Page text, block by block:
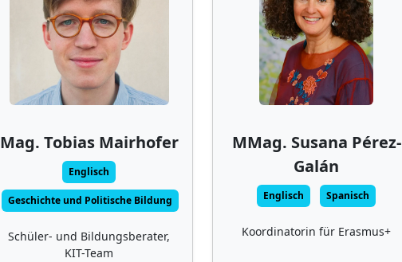
Mag. Tobias Mairhofer
Englisch
Geschichte und Politische Bildung
Schüler- und Bildungsberater,
KIT-Team
MMag. Susana Pérez-
Galán
Englisch Spanisch
Koordinatorin für Erasmus+